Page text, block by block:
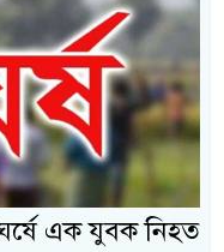
এক যুবক নিহত